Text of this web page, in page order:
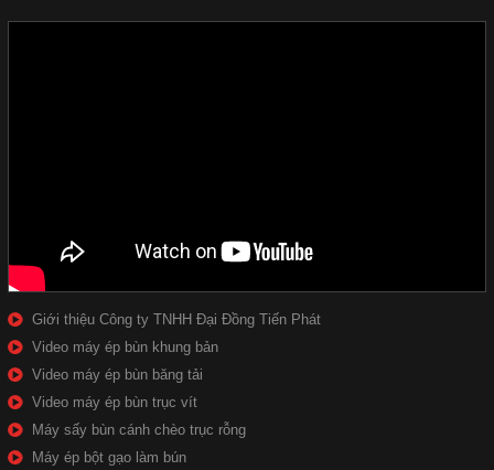
Giới thiệu Công ty TNHH Đại Đồng Tiến Phát
Video máy ép bùn khung bản
Video máy ép bùn băng tải
Video máy ép bùn trục vít
Máy sấy bùn cánh chèo trục rỗng
Máy ép bột gạo làm bún